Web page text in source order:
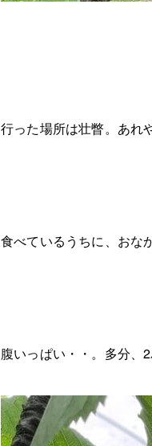
行った場所は壮瞥。あれ
食べているうちに、おな
腹いっぱい・・。多分、